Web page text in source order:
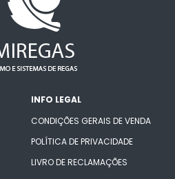
INFO LEGAL
CONDIÇÕES GERAIS DE VENDA
POLÍTICA DE PRIVACIDADE
LIVRO DE RECLAMAÇÕES